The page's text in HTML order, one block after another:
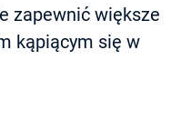
zapewnić większe
kąpiącym się w